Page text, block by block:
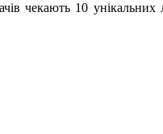
чекають 10 унікальних